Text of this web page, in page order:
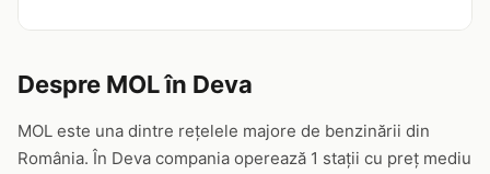
Despre MOL în Deva
MOL este una dintre rețelele majore de benzinării din
România. În Deva compania operează 1 stații cu preț mediu